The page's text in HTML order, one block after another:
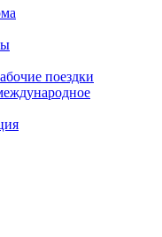
поездки